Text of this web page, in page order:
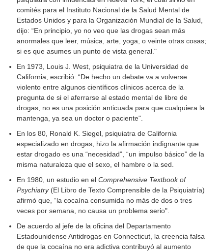
comités para el Instituto Nacional de la Salud Mental de
Estados Unidos y para la Organización Mundial de la Salud,
dijo: “En principio, yo no veo que las drogas sean más
anormales que leer, música, arte, yoga, o veinte otras cosas;
si es que asumes un punto de vista general."
En 1973, Louis J. West, psiquiatra de la Universidad de
California, escribió: “De hecho un debate va a volverse
violento entre algunos científicos clínicos acerca de la
pregunta de si el aferrarse al estado mental de libre de
drogas, no es una posición anticuada para que cualquiera la
mantenga, ya sea un doctor o paciente".
En los 80, Ronald K. Siegel, psiquiatra de California
especializado en drogas, hizo la afirmación indignante que
estar drogado es una “necesidad”, “un impulso básico” de la
misma naturaleza que el sexo, el hambre o la sed.
En 1980, un estudio en elComprehensive Textbook of
Psychiatry(El Libro de Texto Comprensible de la Psiquiatría)
afirmó que, “la cocaína consumida no más de dos o tres
veces por semana, no causa un problema serio".
De acuerdo al jefe de la oficina del Departamento
Estadounidense Antidrogas en Connecticut, la creencia falsa
de que la cocaína no era adictiva contribuyó al aumento